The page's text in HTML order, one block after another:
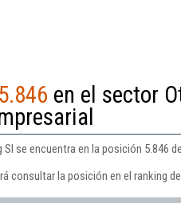
en el sector
Sl se encuentra en la posición 5.846
consultar la posición en el ranking